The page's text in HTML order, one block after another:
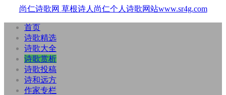
尚仁诗歌网 草根诗人尚仁个人诗歌网站www.sr4g.com
首页
诗歌精选
诗歌大全
诗歌赏析
诗歌投稿
诗和远方
作家专栏